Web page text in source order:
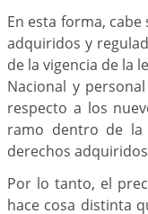
En esta forma,
adquiridos y
de la vigencia de la
Nacional y
respecto a los
ramo dentro de la
derechos
Por lo tanto, el
hace cosa distinta